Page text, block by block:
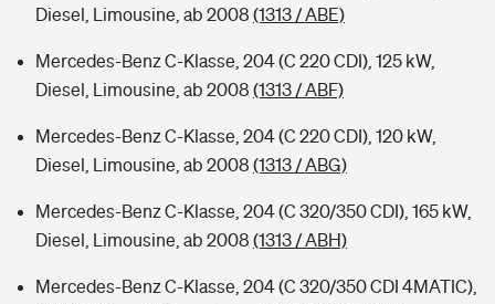
Diesel, Limousine, ab 2008 (1313 / ABE)
Mercedes-Benz C-Klasse, 204 (C 220 CDI), 125 kW,
Diesel, Limousine, ab 2008 (1313 / ABF)
Mercedes-Benz C-Klasse, 204 (C 220 CDI), 120 kW,
Diesel, Limousine, ab 2008 (1313 / ABG)
Mercedes-Benz C-Klasse, 204 (C 320/350 CDI), 165 kW,
Diesel, Limousine, ab 2008 (1313 / ABH)
Mercedes-Benz C-Klasse, 204 (C 320/350 CDI 4MATIC),